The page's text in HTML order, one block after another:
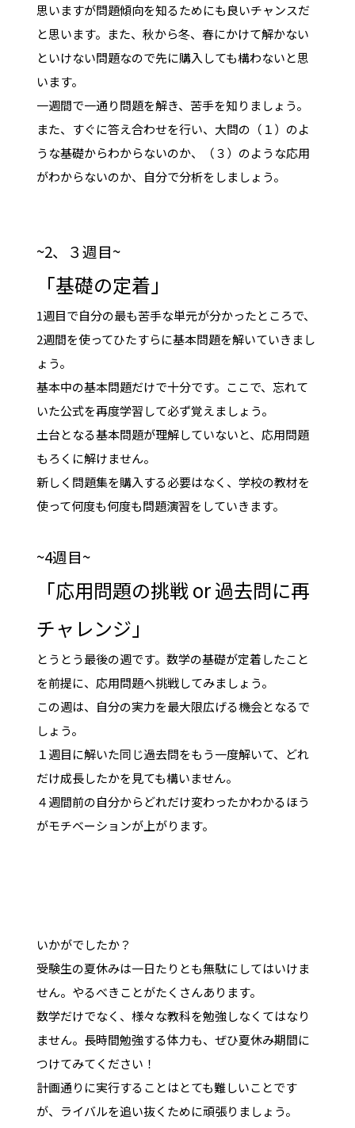
思いますが問題傾向を知るためにも良いチャンスだ
と思います。また、秋から冬、春にかけて解かない
といけない問題なので先に購入しても構わないと思
います。
一週間で一通り問題を解き、苦手を知りましょう。
また、すぐに答え合わせを行い、大問の（１）のよ
うな基礎からわからないのか、（３）のような応用
がわからないのか、自分で分析をしましょう。
~2、３週目~
「基礎の定着」
1週目で自分の最も苦手な単元が分かったところで、
2週間を使ってひたすらに基本問題を解いていきまし
ょう。
基本中の基本問題だけで十分です。ここで、忘れて
いた公式を再度学習して必ず覚えましょう。
土台となる基本問題が理解していないと、応用問題
もろくに解けません。
新しく問題集を購入する必要はなく、学校の教材を
使って何度も何度も問題演習をしていきます。
~4週目~
「応用問題の挑戦 or 過去問に再
チャレンジ」
とうとう最後の週です。数学の基礎が定着したこと
を前提に、応用問題へ挑戦してみましょう。
この週は、自分の実力を最大限広げる機会となるで
しょう。
１週目に解いた同じ過去問をもう一度解いて、どれ
だけ成長したかを見ても構いません。
４週間前の自分からどれだけ変わったかわかるほう
がモチベーションが上がります。
いかがでしたか？
受験生の夏休みは一日たりとも無駄にしてはいけま
せん。やるべきことがたくさんあります。
数学だけでなく、様々な教科を勉強しなくてはなり
ません。長時間勉強する体力も、ぜひ夏休み期間に
つけてみてください！
計画通りに実行することはとても難しいことです
が、ライバルを追い抜くために頑張りましょう。